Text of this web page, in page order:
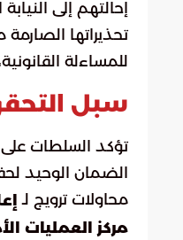
إحالتهم إلى
تحذيراتها
للمساءلة
سبل
تؤكد السلطات على
الضمان الوحيد
محاولات ترويج لـ
مركز العمليات